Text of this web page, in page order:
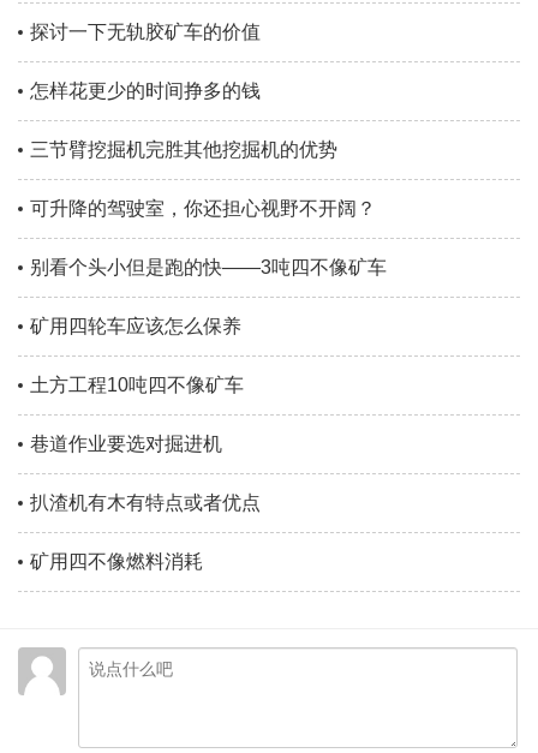
探讨一下无轨胶矿车的价值
怎样花更少的时间挣多的钱
三节臂挖掘机完胜其他挖掘机的优势
可升降的驾驶室，你还担心视野不开阔？
别看个头小但是跑的快——3吨四不像矿车
矿用四轮车应该怎么保养
土方工程10吨四不像矿车
巷道作业要选对掘进机
扒渣机有木有特点或者优点
矿用四不像燃料消耗